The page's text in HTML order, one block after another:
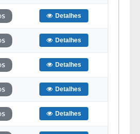
Detalhes
Detalhes
Detalhes
Detalhes
Detalhes